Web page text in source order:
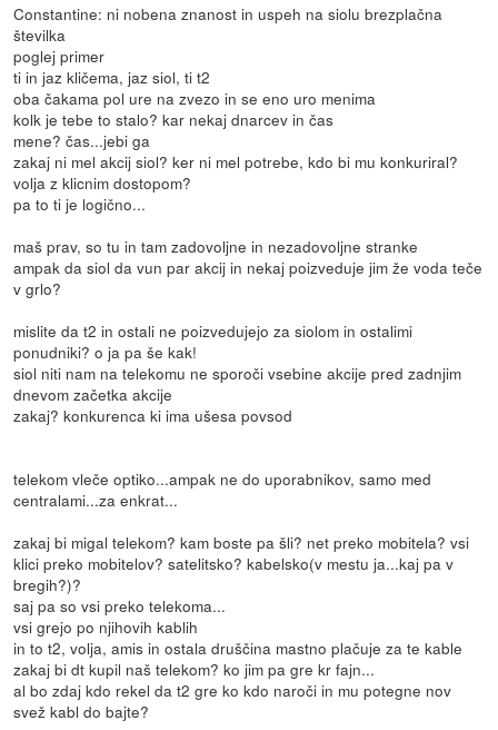
Constantine: ni nobena znanost in uspeh na siolu brezplačna
številka
poglej primer
ti in jaz kličema, jaz siol, ti t2
oba čakama pol ure na zvezo in se eno uro menima
kolk je tebe to stalo? kar nekaj dnarcev in čas
mene? čas...jebi ga
zakaj ni mel akcij siol? ker ni mel potrebe, kdo bi mu konkuriral?
volja z klicnim dostopom?
pa to ti je logično...
maš prav, so tu in tam zadovoljne in nezadovoljne stranke
ampak da siol da vun par akcij in nekaj poizveduje jim že voda teče
v grlo?
mislite da t2 in ostali ne poizvedujejo za siolom in ostalimi
ponudniki? o ja pa še kak!
siol niti nam na telekomu ne sporoči vsebine akcije pred zadnjim
dnevom začetka akcije
zakaj? konkurenca ki ima ušesa povsod
telekom vleče optiko...ampak ne do uporabnikov, samo med
centralami...za enkrat...
zakaj bi migal telekom? kam boste pa šli? net preko mobitela? vsi
klici preko mobitelov? satelitsko? kabelsko(v mestu ja...kaj pa v
bregih?)?
saj pa so vsi preko telekoma...
vsi grejo po njihovih kablih
in to t2, volja, amis in ostala druščina mastno plačuje za te kable
zakaj bi dt kupil naš telekom? ko jim pa gre kr fajn...
al bo zdaj kdo rekel da t2 gre ko kdo naroči in mu potegne nov
svež kabl do bajte?